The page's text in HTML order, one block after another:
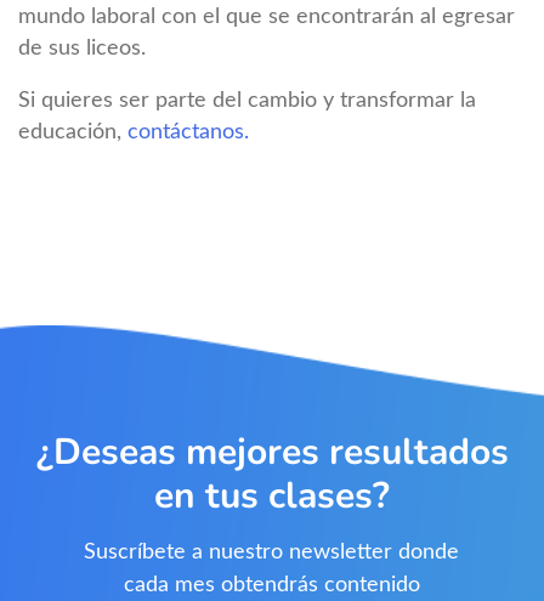
mundo laboral con el que se encontrarán al egresar
de sus liceos.
Si quieres ser parte del cambio y transformar la
educación, contáctanos.
¿Deseas mejores resultados
en tus clases?
Suscríbete a nuestro newsletter donde
cada mes obtendrás contenido